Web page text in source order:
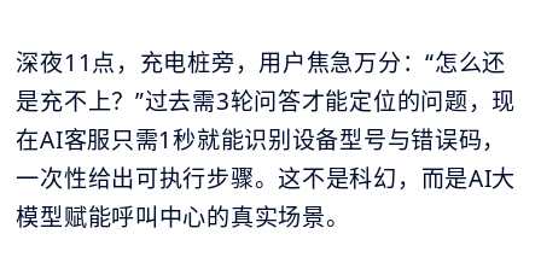
深夜11点，充电桩旁，用户焦急万分：“怎么还
是充不上？”过去需3轮问答才能定位的问题，现
在AI客服只需1秒就能识别设备型号与错误码，
一次性给出可执行步骤。这不是科幻，而是AI大
模型赋能呼叫中心的真实场景。